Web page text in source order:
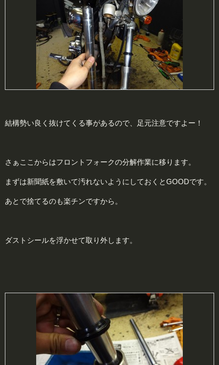
結構勢い良く抜けてくる事があるので、足元注意ですよー！
さぁここからはフロントフォークの分解作業に移ります。
まずは新聞紙を敷いて汚れないようにしておくとGOODです。
あとで捨てるのも楽チンですから。
ダストシールを浮かせて取り外します。